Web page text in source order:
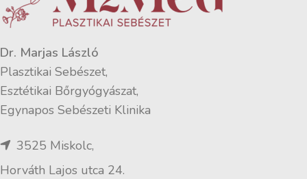
Dr. Marjas László
Plasztikai Sebészet,
Esztétikai Bőrgyógyászat,
Egynapos Sebészeti Klinika
3525 Miskolc,
Horváth Lajos utca 24.